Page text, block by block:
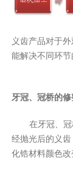
义齿产品对于
能解决不同环节
牙冠、冠桥的
在牙冠、
经抛光后的义
化锆材料颜色改